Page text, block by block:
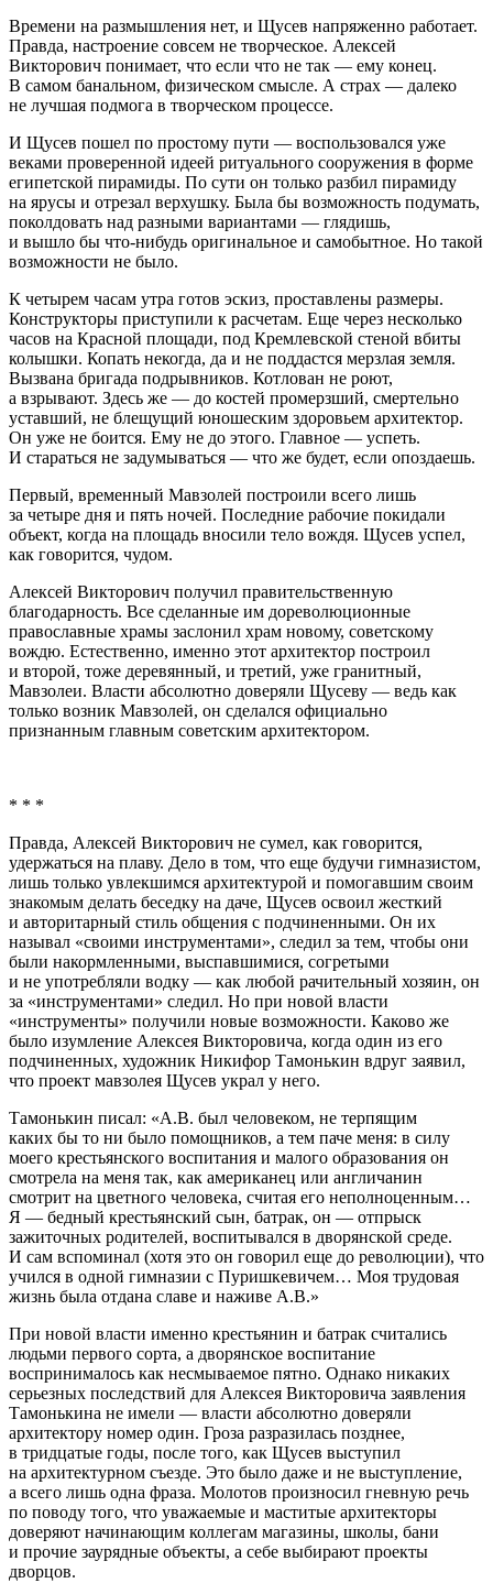
Времени на размышления нет, и Щусев напряженно работает.
Правда, настроение совсем не творческое. Алексей
Викторович понимает, что если что не так — ему конец.
В самом банальном, физическом смысле. А страх — далеко
не лучшая подмога в творческом процессе.
И Щусев пошел по простому пути — воспользовался уже
веками проверенной идеей ритуального сооружения в форме
египетской пирамиды. По сути он только разбил пирамиду
на ярусы и отрезал верхушку. Была бы возможность подумать,
поколдовать над разными вариантами — глядишь,
и вышло бы что-нибудь оригинальное и самобытное. Но такой
возможности не было.
К четырем часам утра готов эскиз, проставлены размеры.
Конструкторы приступили к расчетам. Еще через несколько
часов на Красной площади, под Кремлевской стеной вбиты
колышки. Копать некогда, да и не поддастся мерзлая земля.
Вызвана бригада подрывников. Котлован не роют,
а взрывают. Здесь же — до костей промерзший, смертельно
уставший, не блещущий юношеским здоровьем архитектор.
Он уже не боится. Ему не до этого. Главное — успеть.
И стараться не задумываться — что же будет, если опоздаешь.
Первый, временный Мавзолей построили всего лишь
за четыре дня и пять ночей. Последние рабочие покидали
объект, когда на площадь вносили тело вождя. Щусев успел,
как говорится, чудом.
Алексей Викторович получил правительственную
благодарность. Все сделанные им дореволюционные
православные храмы заслонил храм новому, советскому
вождю. Естественно, именно этот архитектор построил
и второй, тоже деревянный, и третий, уже гранитный,
Мавзолеи. Власти абсолютно доверяли Щусеву — ведь как
только возник Мавзолей, он сделался официально
признанным главным советским архитектором.
* * *
Правда, Алексей Викторович не сумел, как говорится,
удержаться на плаву. Дело в том, что еще будучи гимназистом,
лишь только увлекшимся архитектурой и помогавшим своим
знакомым делать беседку на даче, Щусев освоил жесткий
и авторитарный стиль общения с подчиненными. Он их
называл «своими инструментами», следил за тем, чтобы они
были накормленными, выспавшимися, согретыми
и не употребляли водку — как любой рачительный хозяин, он
за «инструментами» следил. Но при новой власти
«инструменты» получили новые возможности. Каково же
было изумление Алексея Викторовича, когда один из его
подчиненных, художник Никифор Тамонькин вдруг заявил,
что проект мавзолея Щусев украл у него.
Тамонькин писал: «А.В. был человеком, не терпящим
каких бы то ни было помощников, а тем паче меня: в силу
моего крестьянского воспитания и малого образования он
смотрела на меня так, как американец или англичанин
смотрит на цветного человека, считая его неполноценным…
Я — бедный крестьянский сын, батрак, он — отпрыск
зажиточных родителей, воспитывался в дворянской среде.
И сам вспоминал (хотя это он говорил еще до революции), что
учился в одной гимназии с Пуришкевичем… Моя трудовая
жизнь была отдана славе и наживе А.В.»
При новой власти именно крестьянин и батрак считались
людьми первого сорта, а дворянское воспитание
воспринималось как несмываемое пятно. Однако никаких
серьезных последствий для Алексея Викторовича заявления
Тамонькина не имели — власти абсолютно доверяли
архитектору номер один. Гроза разразилась позднее,
в тридцатые годы, после того, как Щусев выступил
на архитектурном съезде. Это было даже и не выступление,
а всего лишь одна фраза. Молотов произносил гневную речь
по поводу того, что уважаемые и маститые архитекторы
доверяют начинающим коллегам магазины, школы, бани
и прочие заурядные объекты, а себе выбирают проекты
дворцов.